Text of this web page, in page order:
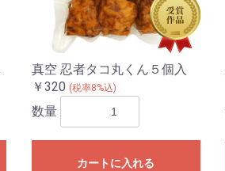
真空 忍者タコ丸くん５個入
￥320 (税率8%込)
数量
カートに入れる